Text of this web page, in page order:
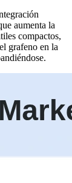
aumenta la
compactos,
grafeno en la